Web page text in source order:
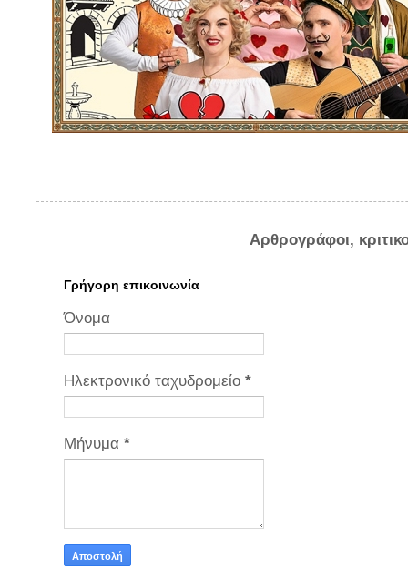
Αρθρογράφοι,
Γρήγορη επικοινωνία
Όνομα
Ηλεκτρονικό ταχυδρομείο *
Μήνυμα *